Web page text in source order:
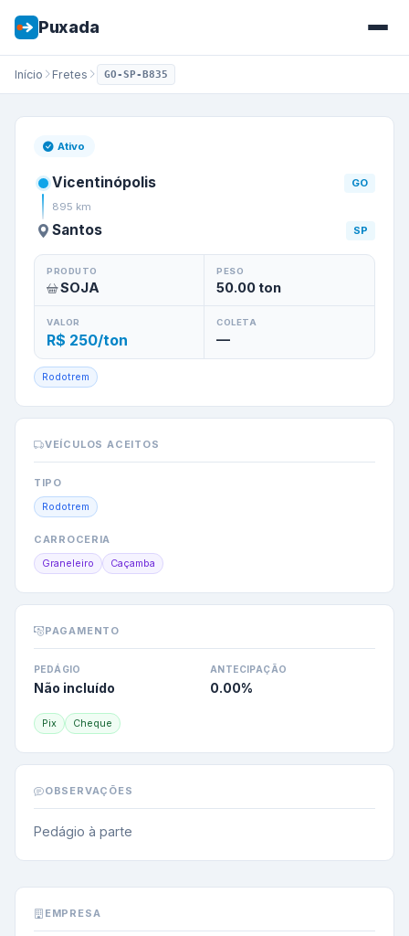
Puxada
Início Fretes GO-SP-B835
Frete de
Ativo
Vicentinópolis
GO
895 km
Santos SP
PRODUTO
SOJA
PESO
50.00ton
VALOR
R$ 250/ton
COLETA
—
Rodotrem
VEÍCULOS ACEITOS
TIPO
Rodotrem
CARROCERIA
Graneleiro Caçamba
PAGAMENTO
PEDÁGIO
Não incluído
ANTECIPAÇÃO
0.00%
Pix Cheque
OBSERVAÇÕES
Pedágio à parte
EMPRESA